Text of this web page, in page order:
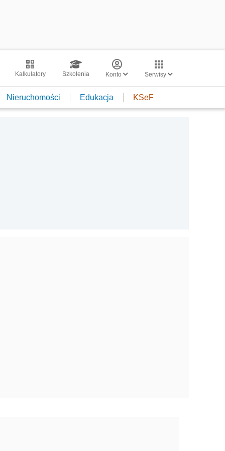
Kalkulatory Szkolenia Konto Serwisy
Nieruchomości Edukacja KSeF